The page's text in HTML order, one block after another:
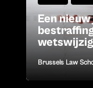
Een
Brussels Law